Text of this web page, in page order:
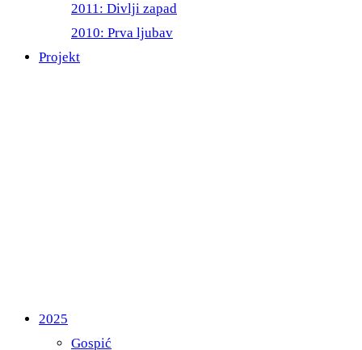
2011: Divlji zapad
2010: Prva ljubav
Projekt
2025
Gospić